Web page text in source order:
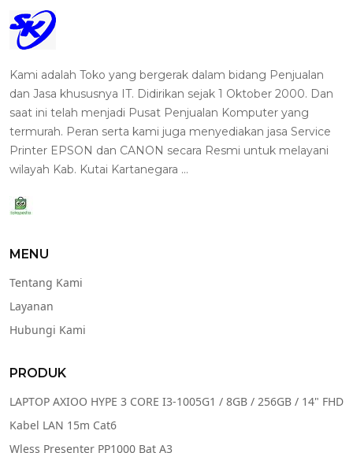
Kami adalah Toko yang bergerak dalam bidang Penjualan
dan Jasa khususnya IT. Didirikan sejak 1 Oktober 2000. Dan
saat ini telah menjadi Pusat Penjualan Komputer yang
termurah. Peran serta kami juga menyediakan jasa Service
Printer EPSON dan CANON secara Resmi untuk melayani
wilayah Kab. Kutai Kartanegara ...
MENU
Tentang Kami
Layanan
Hubungi Kami
PRODUK
LAPTOP AXIOO HYPE 3 CORE I3-1005G1 / 8GB / 256GB / 14" FHD
Kabel LAN 15m Cat6
Wless Presenter PP1000 Bat A3